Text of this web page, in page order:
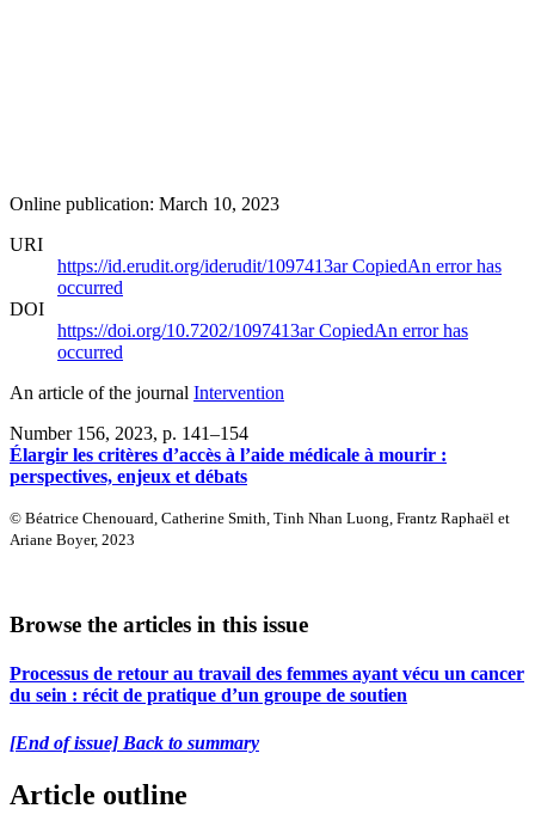
Online publication: March 10, 2023
URI
https://id.erudit.org/iderudit/1097413arCopiedAn error has
occurred
DOI
https://doi.org/10.7202/1097413arCopiedAn error has
occurred
An article of the journal Intervention
Number 156, 2023, p. 141–154
Élargir les critères d’accès à l’aide médicale à mourir :
perspectives, enjeux et débats
© Béatrice Chenouard, Catherine Smith, Tinh Nhan Luong, Frantz Raphaël et
Ariane Boyer, 2023
Browse the articles in this issue
Processus de retour au travail des femmes ayant vécu un cancer
du sein : récit de pratique d’un groupe de soutien
[End of issue] Back to summary
Article outline